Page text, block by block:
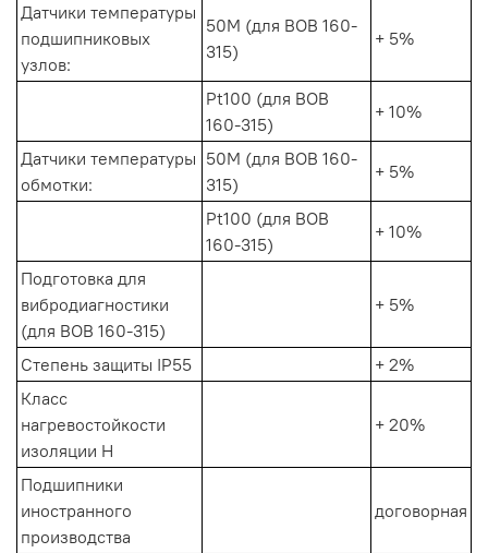
Датчики температуры
подшипниковых
узлов:
50М (для ВОВ 160-
315)
+ 5%
Pt100 (для ВОВ
160-315)
+ 10%
Датчики температуры
обмотки:
50М (для ВОВ 160-
315)
+ 5%
Pt100 (для ВОВ
160-315)
+ 10%
Подготовка для
вибродиагностики
(для ВОВ 160-315)
+ 5%
Степень защиты IP55
+ 2%
Класс
нагревостойкости
изоляции Н
+ 20%
Подшипники
иностранного
производства
договорная